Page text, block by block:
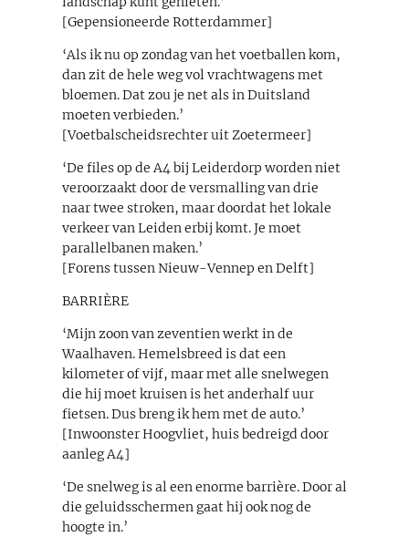
[Gepensioneerde Rotterdammer]
‘Als ik nu op zondag van het voetballen kom,
dan zit de hele weg vol vrachtwagens met
bloemen. Dat zou je net als in Duitsland
moeten verbieden.’
[Voetbalscheidsrechter uit Zoetermeer]
‘De files op de A4 bij Leiderdorp worden niet
veroorzaakt door de versmalling van drie
naar twee stroken, maar doordat het lokale
verkeer van Leiden erbij komt. Je moet
parallelbanen maken.’
[Forens tussen Nieuw-Vennep en Delft]
BARRIÈRE
‘Mijn zoon van zeventien werkt in de
Waalhaven. Hemelsbreed is dat een
kilometer of vijf, maar met alle snelwegen
die hij moet kruisen is het anderhalf uur
fietsen. Dus breng ik hem met de auto.’
[Inwoonster Hoogvliet, huis bedreigd door
aanleg A4]
‘De snelweg is al een enorme barrière. Door al
die geluidsschermen gaat hij ook nog de
hoogte in.’